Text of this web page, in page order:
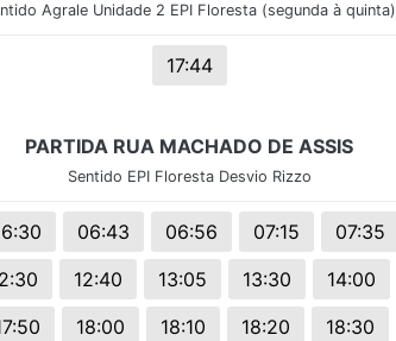
Agrale Unidade 2 EPI Floresta (segunda à quinta)
17:44
PARTIDA RUA MACHADO DE ASSIS
Sentido EPI Floresta Desvio Rizzo
06:43 06:56 07:15 07:35
12:40 13:05 13:30 14:00
18:00 18:10 18:20 18:30